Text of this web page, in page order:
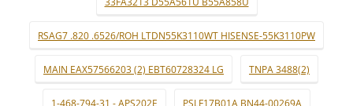
RSAG7 .820 .6526/ROH LTDN55K3110WT HISENSE-55K3110PW
MAIN EAX57566203 (2) EBT60728324 LG TNPA 3488(2)
1-468-794-31 - APS202E PSLF17B01A BN44-00269A